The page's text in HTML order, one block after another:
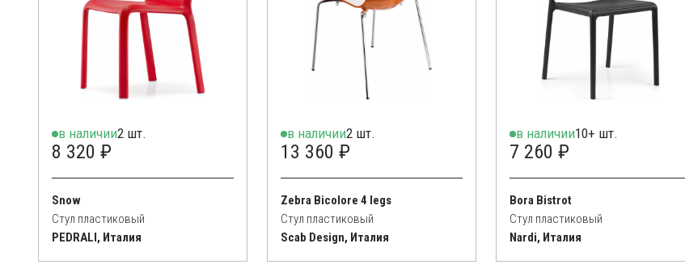
в наличии2 шт.
8 320 ₽
Snow
Стул пластиковый
PEDRALI, Италия
в наличии2 шт.
13 360 ₽
Zebra Bicolore 4 legs
Стул пластиковый
Scab Design, Италия
в наличии10+ шт.
7 260 ₽
Bora Bistrot
Стул пластиковый
Nardi, Италия